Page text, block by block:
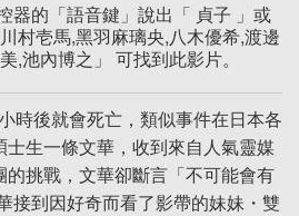
器的「語音鍵」說出「 貞子 」或
川村壱馬,黑羽麻璃央,八木優希,渡邊
,池內博之」 可找到此影片。
時後就會死亡，類似事件在日本各
生一條文華，收到來自人氣靈媒
挑戰，文華卻斷言「不可能會有
接到因好奇而看了影帶的妹妹・雙